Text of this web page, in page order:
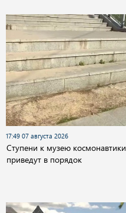
17:49 07 августа 2026
Cтупени к музею космонавтики
приведут в порядок